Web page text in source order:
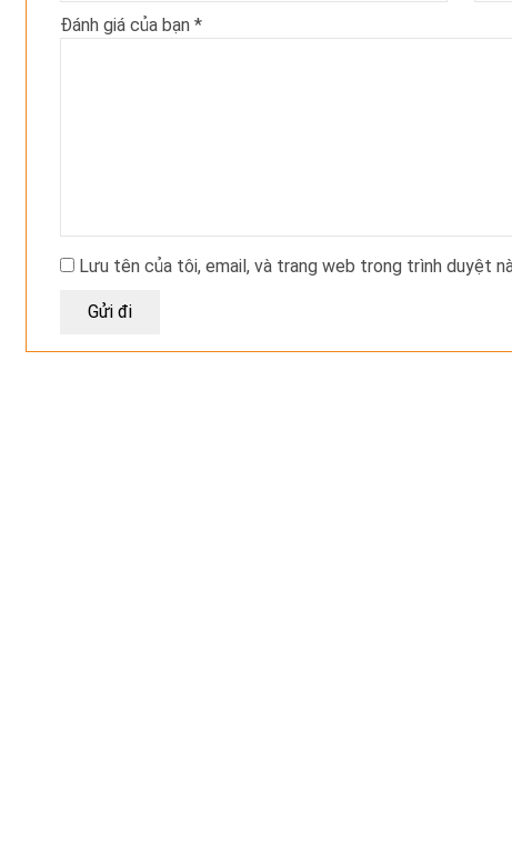
Đánh giá của bạn *
Lưu tên của tôi, email, và trang web trong trình duyệt